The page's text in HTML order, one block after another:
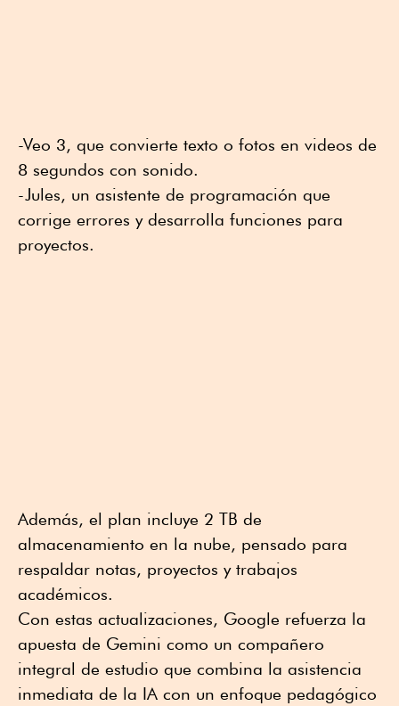
-Veo 3, que convierte texto o fotos en videos de
8 segundos con sonido.
-Jules, un asistente de programación que
corrige errores y desarrolla funciones para
proyectos.
Además, el plan incluye 2 TB de
almacenamiento en la nube, pensado para
respaldar notas, proyectos y trabajos
académicos.
Con estas actualizaciones, Google refuerza la
apuesta de Gemini como un compañero
integral de estudio que combina la asistencia
inmediata de la IA con un enfoque pedagógico